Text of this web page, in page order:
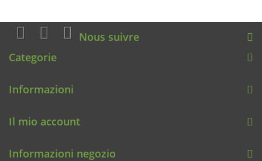
Nous suivre
Categorie
Informazioni
Il mio account
Informazioni negozio